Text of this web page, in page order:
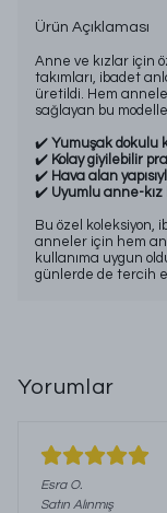
Ürün Açıklaması
Anne ve kızlar için
takımları, ibadet
üretildi. Hem
sağlayan bu
✔️ Yumuşak dokulu
✔️ Kolay giyilebilir
✔️ Hava alan
✔️ Uyumlu anne-
Bu özel koleksiyon,
anneler için hem
kullanıma uygun
günlerde de tercih
Yorumlar
Esra O.
Satın Alınmış